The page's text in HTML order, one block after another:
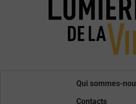
Qui sommes-
Contacts